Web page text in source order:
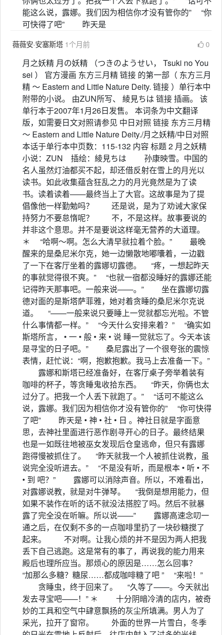
能这么说，露娜。我们因为相信你才没有管你的” “你
可快得了吧” 昨天是
薇薇安·安塞斯塔 1个月前 0
月之妖精 月の妖精 （つきのようせい， Tsuki no You
sei ） 官方漫画 东方三月精 链接 的第一部（ 东方三月
精 ～ Eastern and Little Nature Deity. 链接 ）单行本中
附带的小说。 由ZUN所写、 綾見ちは 链接 插画。 该
单行本于2007年1月26日发售。 本词条为中文翻译
版，如需要日文对照请参见 中日对照 链接 东方三月精
～ Eastern and Little Nature Deity./月之妖精/中日对照
本话于单行本中页数：115-132 内容 标题 2 月之妖精
小说：ZUN 插绘：綾見ちは 孙康映雪。中国的
名人虽然灯油都买不起，却还借反射在雪上的月光以
读书。如此收集蕴含狂乱之力的月光竟然是为了读
书。读着读着——最终当上了大官。这故事是为了提
倡像他一样勤勉吗？ 还是说，是为了劝诫大家保
持努力不要怠惰呢？ 不，不是这样。故事要说的
并非这个意思。并不是要说这样毫无营养的大道理。
＊ “哈啊～啊。怎么大清早就拉着个脸。” 最晚
醒来的是桑尼米尔克，她一边懒散地嘟囔着，一边戳
了一下在客厅坐着的露娜切露德。 “疼，一想起昨天
的事就觉得很不爽。” “也就一宿都没睡好的露娜还能
记得昨天那事吧。一般来说——。” 坐在露娜切露
德对面的是斯塔萨菲雅，她对着贪睡的桑尼米尔克说
道。 “——一般来说只要睡上一觉就都忘光啦。不管
什么事情都一样。” “今天什么安排来着？” “确实如
斯塔所言， • 一 • 般 • 来 • 说 睡一觉就忘了。今天本该
是寻宝的日子吧。” 桑尼露出了一个很夸张的震惊
表情，赶忙说：“啊，抱歉抱歉。我马上去准备一下。”
露娜和斯塔已经准备好，在客厅桌子旁举着装有
咖啡的杯子，等贪睡鬼收拾东西。 “昨天，你俩也太
过分了。把我一个人丢下就跑了。” “话可不能这么
说，露娜。我们因为相信你才没有管你的” “你可快得
了吧” 昨天是 • 神 • 社 • 日 。神社日就是字面意
思，去神社里面进行恶作剧寻开心的日子。最终结果
也是一如既往地被巫女发现后仓皇逃命，但只有露娜
跑得慢被抓住了。 “昨天就我一个人被抓住说教，虽
说完全没听进去。” “不是没有听，而是根本 • 听 • 不
• 到 吧？” 露娜可以消除声音。所以，不难看出，
对露娜说教，就是对牛弹琴。 “我倒是想用能力，但
如果不装作在听的话不就没法搭腔了吗。然后不就暴
露了完全没在听嘛。所以说——” 露娜高速念叨一
通之后，在仅剩不多的一点咖啡里扔了一块砂糖搅了
起来。 不对啊。让我心烦的并不是因为两人把我
丢下自己逃跑。这是常有的事了，再说我的能力用来
殿后也理所应当。那烦心的原因是……怎么回事？
“加那么多糖？糖尿……都成咖啡糖了吧 ” “来啦！”
贪睡虫，终于回来了。 “久等了——。今天就出
发去寻宝吧——！” ＊ 十分阴暗冷清的店内，被奇
妙的工具和空气中肆意飘扬的灰尘所填满。男人为了
采光，拉开了窗帘。 外面的世界一片雪白，冬季